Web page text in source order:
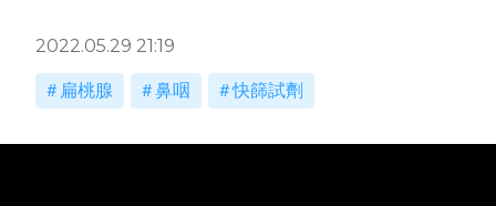
2022.05.29 21:19
扁桃腺 鼻咽 快篩試劑